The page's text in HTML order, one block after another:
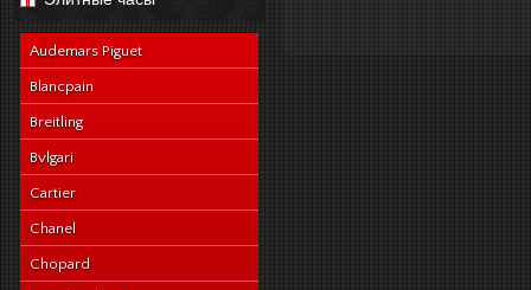
Audemars Piguet
Blancpain
Breitling
Bvlgari
Cartier
Chanel
Chopard